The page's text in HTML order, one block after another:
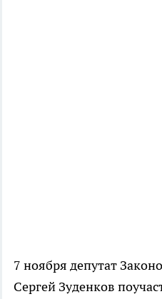
7 ноября депутат
Сергей Зуденков